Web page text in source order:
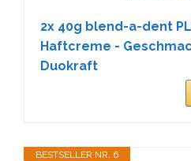
2x 40g blend-a-dent
Haftcreme -
Duokraft
BESTSELLER NR. 6